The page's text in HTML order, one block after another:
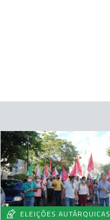
ELEIÇÕES AUTÁRQUICAS